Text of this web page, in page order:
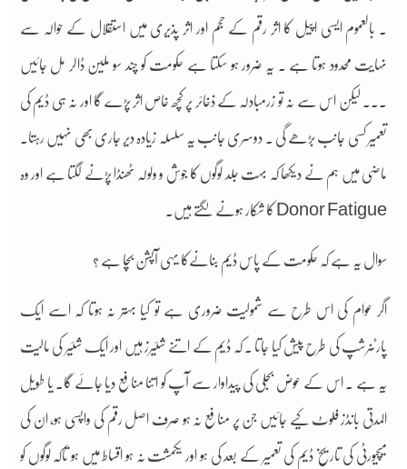
۔ بالعموم ایسی اپیل کا اثر رقم کے حجم اور اثر پذیری میں استقلال کے حوالہ سے
نہایت محدود ہوتا ہے ۔ یہ ضرور ہو سکتا ہے حکومت کو چند سو ملین ڈالر مل جائیں
۔۔۔ لیکن اس سے نہ تو زرمبادلہ کے ذخائر پر کچھ خاص اثر پڑے گا اور نہ ہی ڈیم کی
تعمیر کسی جانب بڑھے گی ۔ دوسری جانب یہ سلسلہ زیادہ دیر جاری بھی نہیں رہتا۔
ماضی میں ہم نے دیکھا کہ بہت جلد لوگوں کا جوش و ولولہ ٹھنڈا پڑنے لگتا ہے اور وہ
Donor Fatigue کا شکار ہونے لگتے ہیں۔
سوال یہ ہے کہ حکومت کے پاس ڈیم بنانےکا یہی آپشن بچا ہے ؟
اگر عوام کی اس طرح سے شمولیت ضروری ہے تو کیا بہتر نہ ہوتا کہ اسے ایک
پارٹنرشپ کی طرح پیش کیا جاتا ۔ کہ ڈیم کے اتنے شئیرز ہیں اور ایک شئیر کی مالیت
یہ ہے ۔ اس کے عوض بجلی کی پیداوار سے آپ کو اتنا منافع دیا جائے گا۔ یا طویل
المدتی بانڈز فلوٹ کیے جائیں جن پر منافع نہ ہو صرف اصل رقم کی واپسی ہو، ان کی
میچیورٹی کی تاریخ ڈیم کی تعمیر کے بعد کی ہو اور یکمشت نہ ہو اقساط میں ہو تاکہ لوگوں کو